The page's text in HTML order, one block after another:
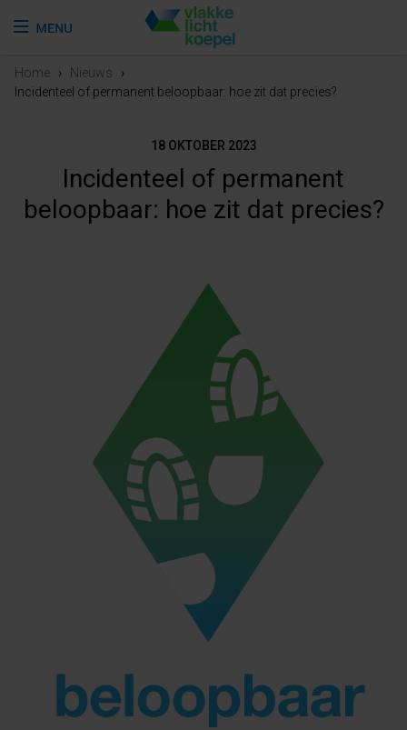
Home › Nieuws ›
Incidenteel of permanent beloopbaar: hoe zit dat precies?
18 OKTOBER 2023
Incidenteel of permanent
beloopbaar: hoe zit dat precies?